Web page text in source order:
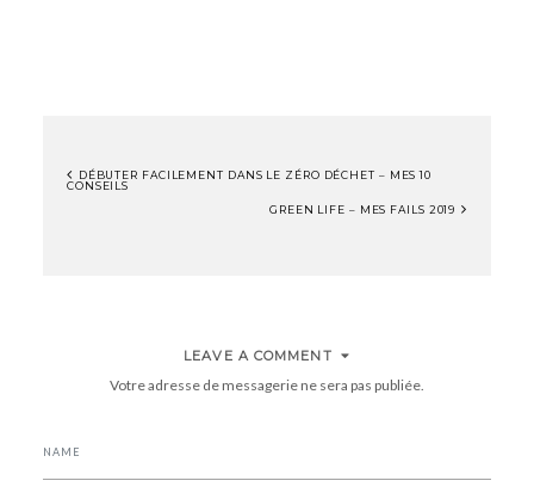
DÉBUTER FACILEMENT DANS LE ZÉRO DÉCHET – MES 10
CONSEILS
GREEN LIFE – MES FAILS 2019
LEAVE A COMMENT
Votre adresse de messagerie ne sera pas publiée.